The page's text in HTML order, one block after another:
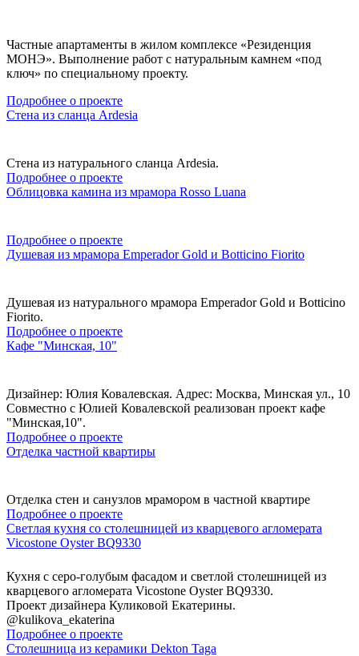
Частные апартаменты в жилом комплексе «Резиденция
МОНЭ». Выполнение работ с натуральным камнем «под
ключ» по специальному проекту.
Подробнее о проекте
Стена из сланца Ardesia
Стена из натурального сланца Ardesia.
Подробнее о проекте
Облицовка камина из мрамора Rosso Luana
Подробнее о проекте
Душевая из мрамора Emperador Gold и Botticino Fiorito
Душевая из натурального мрамора Emperador Gold и Botticino
Fiorito.
Подробнее о проекте
Кафе "Минская, 10"
Дизайнер: Юлия Ковалевская. Адрес: Москва, Минская ул., 10
Совместно с Юлией Ковалевской реализован проект кафе
"Минская,10".
Подробнее о проекте
Отделка частной квартиры
Отделка стен и санузлов мрамором в частной квартире
Подробнее о проекте
Светлая кухня со столешницей из кварцевого агломерата
Vicostone Oyster BQ9330
Кухня с серо-голубым фасадом и светлой столешницей из
кварцевого агломерата Vicostone Oyster BQ9330.
Проект дизайнера Куликовой Екатерины.
@kulikova_ekaterina
Подробнее о проекте
Столешница из керамики Dekton Taga